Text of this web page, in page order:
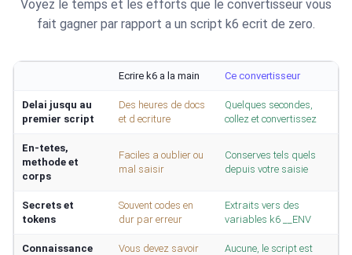
Voyez le temps et les efforts que le convertisseur vous
fait gagner par rapport a un script k6 ecrit de zero.
Ecrire k6 a la main Ce convertisseur
Delai jusqu au
premier script
Des heures de docs
et d ecriture
Quelques secondes,
collez et convertissez
En-tetes,
methode et
corps
Faciles a oublier ou
mal saisir
Conserves tels quels
depuis votre saisie
Secrets et
tokens
Souvent codes en
dur par erreur
Extraits vers des
variables k6 __ENV
Connaissance
Vous devez savoir
Aucune, le script est